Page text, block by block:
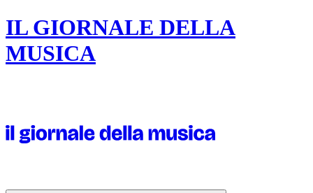
IL GIORNALE DELLA
MUSICA